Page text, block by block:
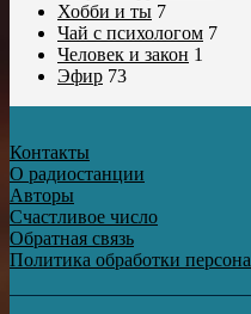
Хобби и ты 7
Чай с психологом 7
Человек и закон 1
Эфир 73
Контакты
О радиостанции
Авторы
Счастливое число
Обратная связь
Политика обработки